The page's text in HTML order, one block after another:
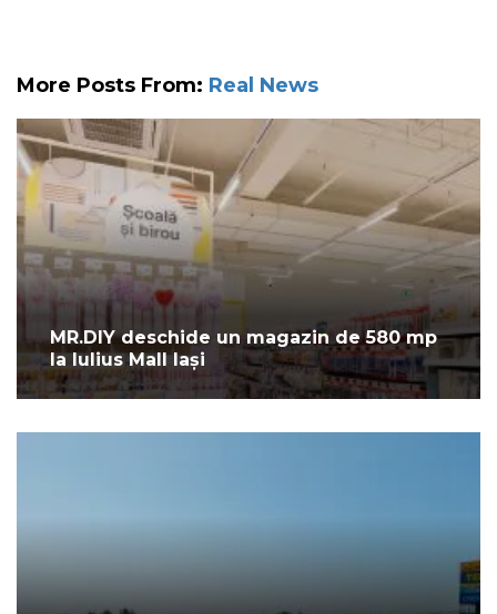
More Posts From: Real News
MR.DIY deschide un magazin de 580 mp
la Iulius Mall Iași